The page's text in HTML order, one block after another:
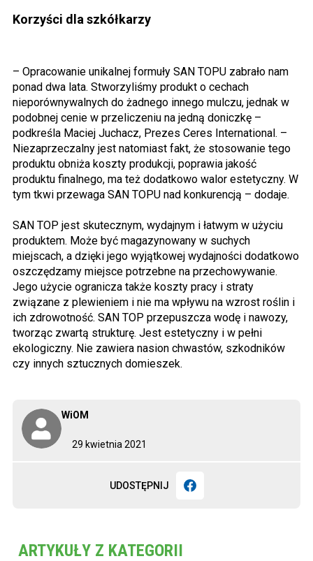
29 kwietnia 2021
WiOM
UDOSTĘPNIJ
Korzyści dla szkółkarzy
– Opracowanie unikalnej formuły SAN TOPU zabrało nam
ponad dwa lata. Stworzyliśmy produkt o cechach
nieporównywalnych do żadnego innego mulczu, jednak w
podobnej cenie w przeliczeniu na jedną doniczkę –
podkreśla Maciej Juchacz, Prezes Ceres International. –
Niezaprzeczalny jest natomiast fakt, że stosowanie tego
produktu obniża koszty produkcji, poprawia jakość
produktu finalnego, ma też dodatkowo walor estetyczny. W
tym tkwi przewaga SAN TOPU nad konkurencją – dodaje.
SAN TOP jest skutecznym, wydajnym i łatwym w użyciu
produktem. Może być magazynowany w suchych
miejscach, a dzięki jego wyjątkowej wydajności dodatkowo
oszczędzamy miejsce potrzebne na przechowywanie.
Jego użycie ogranicza także koszty pracy i straty
związane z plewieniem i nie ma wpływu na wzrost roślin i
ich zdrowotność. SAN TOP przepuszcza wodę i nawozy,
tworząc zwartą strukturę. Jest estetyczny i w pełni
ekologiczny. Nie zawiera nasion chwastów, szkodników
czy innych sztucznych domieszek.
ARTYKUŁY Z KATEGORII